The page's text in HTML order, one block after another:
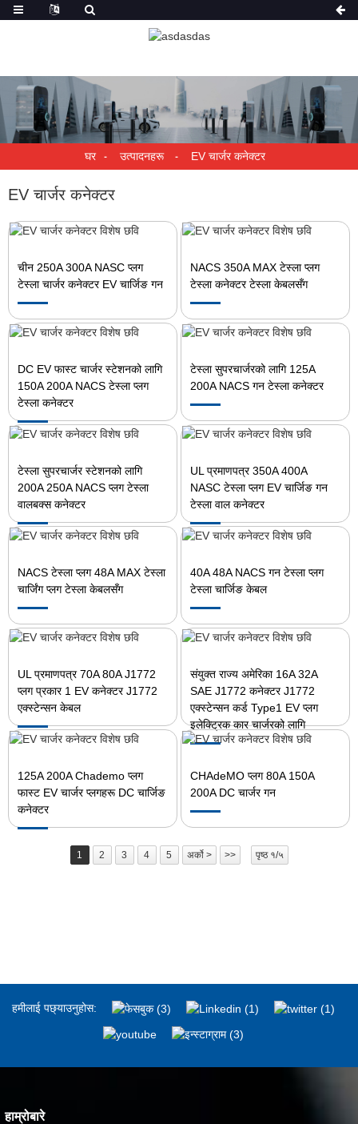
घर उत्पादनहरू EV चार्जर कनेक्टर
EV चार्जर कनेक्टर
चीन 250A 300A NASC प्लग
टेस्ला चार्जर कनेक्टर EV चार्जिङ गन
NACS 350A MAX टेस्ला प्लग
टेस्ला कनेक्टर टेस्ला केबलसँग
DC EV फास्ट चार्जर स्टेशनको लागि
150A 200A NACS टेस्ला प्लग
टेस्ला कनेक्टर
टेस्ला सुपरचार्जरको लागि 125A
200A NACS गन टेस्ला कनेक्टर
टेस्ला सुपरचार्जर स्टेशनको लागि
200A 250A NACS प्लग टेस्ला
वालबक्स कनेक्टर
UL प्रमाणपत्र 350A 400A
NASC टेस्ला प्लग EV चार्जिङ गन
टेस्ला वाल कनेक्टर
NACS टेस्ला प्लग 48A MAX टेस्ला
चार्जिंग प्लग टेस्ला केबलसँग
40A 48A NACS गन टेस्ला प्लग
टेस्ला चार्जिङ केबल
UL प्रमाणपत्र 70A 80A J1772
प्लग प्रकार 1 EV कनेक्टर J1772
एक्स्टेन्सन केबल
संयुक्त राज्य अमेरिका 16A 32A
SAE J1772 कनेक्टर J1772
एक्स्टेन्सन कर्ड Type1 EV प्लग
इलेक्ट्रिक कार चार्जरको लागि
125A 200A Chademo प्लग
फास्ट EV चार्जर प्लगहरू DC चार्जिङ
कनेक्टर
CHAdeMO प्लग 80A 150A
200A DC चार्जर गन
1 2 3 4 5 अर्को > >> पृष्ठ १/५
हमीलाई पछ्याउनुहोस:
हाम्रोबारे